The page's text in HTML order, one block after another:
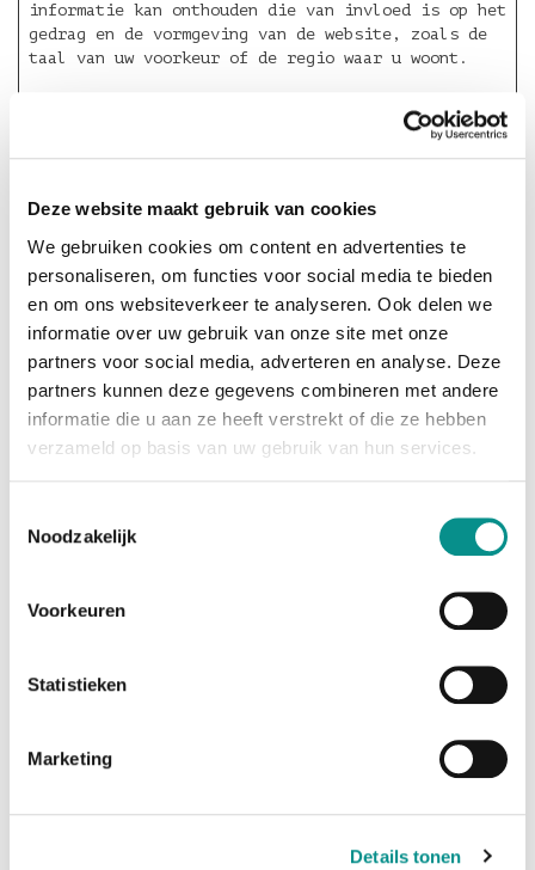
Deze website maakt gebruik van cookies
We gebruiken cookies om content en advertenties te
personaliseren, om functies voor social media te bieden
en om ons websiteverkeer te analyseren. Ook delen we
informatie over uw gebruik van onze site met onze
partners voor social media, adverteren en analyse. Deze
partners kunnen deze gegevens combineren met andere
informatie die u aan ze heeft verstrekt of die ze hebben
verzameld op basis van uw gebruik van hun services.
Noodzakelijk
Voorkeuren
Statistieken
Marketing
Details tonen
informatie kan onthouden die van invloed is op het
gedrag en de vormgeving van de website, zoals de
taal van uw voorkeur of de regio waar u woont.
De cookie wordt gebruikt
Statistieken (1)
Statistische cookies helpen eigenaren van websites
begrijpen hoe bezoekers hun website gebruiken,
door anoniem gegevens te verzamelen en te
rapporteren.
Doel
__kla_id
Klaviyo Deze cookie wordt gebruikt om
Marketingcookies worden gebruikt om bezoekers te
volgen wanneer ze verschillende websites bezoeken.
individuele gebruiker. Deze advertenties worden zo
$last_referrer
Klaviyo
YouTube